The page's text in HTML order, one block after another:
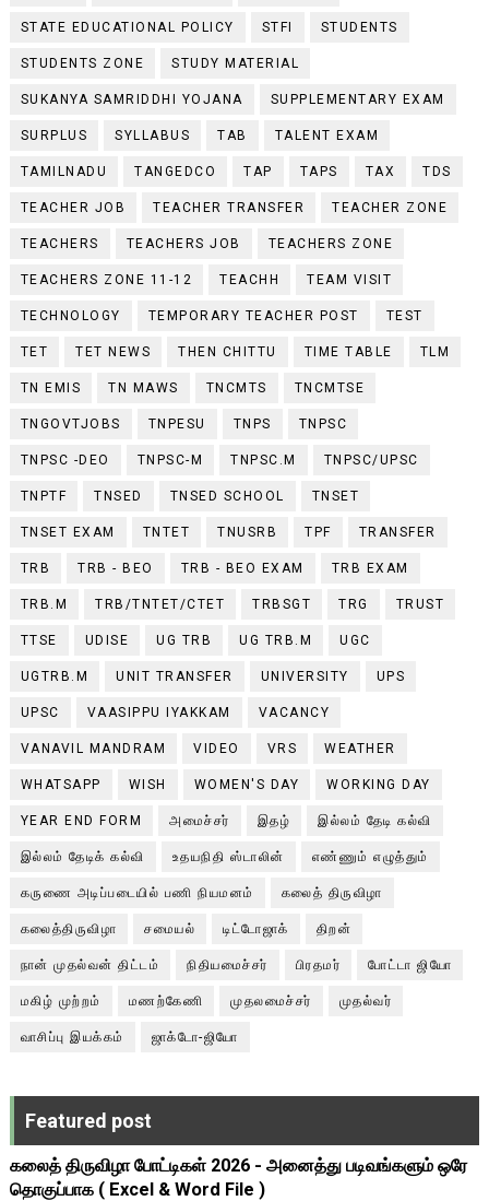
STATE EDUCATIONAL POLICY STFI STUDENTS
STUDENTS ZONE STUDY MATERIAL
SUKANYA SAMRIDDHI YOJANA SUPPLEMENTARY EXAM
SURPLUS SYLLABUS TAB TALENT EXAM
TAMILNADU TANGEDCO TAP TAPS TAX TDS
TEACHER JOB TEACHER TRANSFER TEACHER ZONE
TEACHERS TEACHERS JOB TEACHERS ZONE
TEACHERS ZONE 11-12 TEACHH TEAM VISIT
TECHNOLOGY TEMPORARY TEACHER POST TEST
TET TET NEWS THEN CHITTU TIME TABLE TLM
TN EMIS TN MAWS TNCMTS TNCMTSE
TNGOVTJOBS TNPESU TNPS TNPSC
TNPSC -DEO TNPSC-M TNPSC.M TNPSC/UPSC
TNPTF TNSED TNSED SCHOOL TNSET
TNSET EXAM TNTET TNUSRB TPF TRANSFER
TRB TRB - BEO TRB - BEO EXAM TRB EXAM
TRB.M TRB/TNTET/CTET TRBSGT TRG TRUST
TTSE UDISE UG TRB UG TRB.M UGC
UGTRB.M UNIT TRANSFER UNIVERSITY UPS
UPSC VAASIPPU IYAKKAM VACANCY
VANAVIL MANDRAM VIDEO VRS WEATHER
WHATSAPP WISH WOMEN'S DAY WORKING DAY
YEAR END FORM அமைச்சர் இதழ் இல்லம் தேடி கல்வி
இல்லம் தேடிக் கல்வி உதயநிதி ஸ்டாலின் எண்ணும் எழுத்தும்
கருணை அடிப்படையில் பணி நியமனம் கலைத் திருவிழா
கலைத்திருவிழா சமையல் டிட்டோஜாக் திறன்
நான் முதல்வன் திட்டம் நிதியமைச்சர் பிரதமர் போட்டா ஜியோ
மகிழ் முற்றம் மணற்கேணி முதலமைச்சர் முதல்வர்
வாசிப்பு இயக்கம் ஜாக்டோ-ஜியோ
Featured post
கலைத் திருவிழா போட்டிகள் 2026 - அனைத்து படிவங்களும் ஒரே
தொகுப்பாக ( Excel & Word File )